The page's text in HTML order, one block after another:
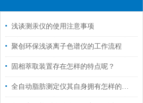
浅谈测汞仪的使用注意事项
聚创环保浅谈离子色谱仪的工作流程
固相萃取装置存在怎样的特点呢？
全自动脂肪测定仪其自身拥有怎样的特点呢？